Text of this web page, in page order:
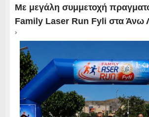
Με μεγάλη συμμετοχή
Family Laser Run Fyli στα Άνω
›